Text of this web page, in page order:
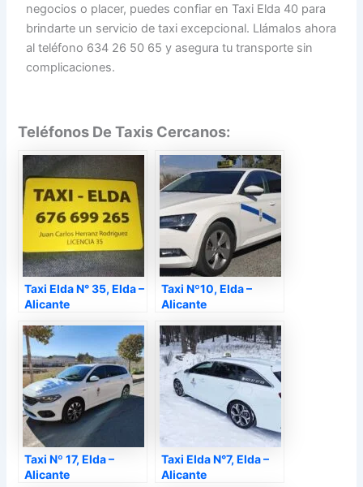
negocios o placer, puedes confiar en Taxi Elda 40 para
brindarte un servicio de taxi excepcional. Llámalos ahora
al teléfono 634 26 50 65 y asegura tu transporte sin
complicaciones.
Teléfonos De Taxis Cercanos:
Taxi Elda N° 35, Elda –
Alicante
Taxi Nº10, Elda –
Alicante
Taxi Nº 17, Elda –
Alicante
Taxi Elda N°7, Elda –
Alicante